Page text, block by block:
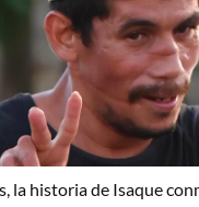
la historia de Isaque